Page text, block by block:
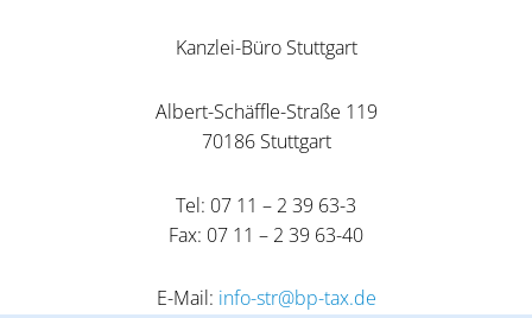
Kanzlei-Büro Stuttgart
Albert-Schäffle-Straße 119
70186 Stuttgart
Tel: 07 11 – 2 39 63-3
Fax: 07 11 – 2 39 63-40
E-Mail: info-str@bp-tax.de